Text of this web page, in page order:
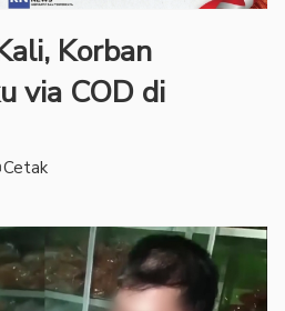
Korban
via COD di
Cetak